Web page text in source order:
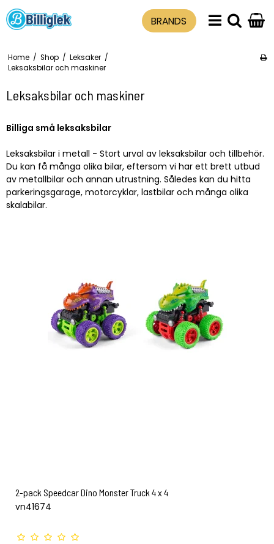
BRANDS
Home / Shop / Leksaker /
Leksaksbilar och maskiner
Leksaksbilar och maskiner
Billiga små leksaksbilar
Leksaksbilar i metall - Stort urval av leksaksbilar och tillbehör.
Du kan få många olika bilar, eftersom vi har ett brett utbud
av metallbilar och annan utrustning. Således kan du hitta
parkeringsgarage, motorcyklar, lastbilar och många olika
skalabilar.
2-pack Speedcar Dino Monster Truck 4 x 4
vn41674